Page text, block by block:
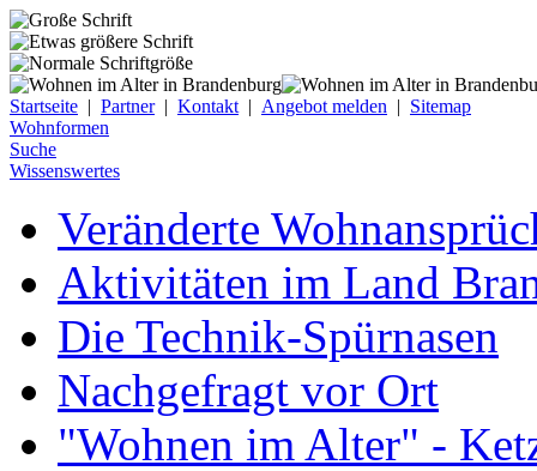
Startseite | Partner| Kontakt | Angebot melden | Sitemap
Wohnformen
Suche
Wissenswertes
Veränderte
Aktivitäten im Land
Die Technik-Spürnasen
Nachgefragt vor Ort
"Wohnen im Alter" -